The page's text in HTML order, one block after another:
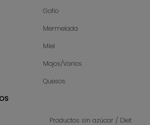
Gofio
Mermelada
Miel
Mojos/Varios
Quesos
Productos sin azúcar / Diet